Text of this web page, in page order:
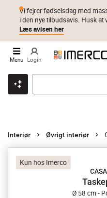
Klik & hent Byt i 1 år
Vi fejrer fødselsdag med
i den nye tilbudsavis. Husk at
Læs avisen her
Menu Login
Interiør Øvrigt interiør
Kun hos Imerco
Ø 58 cm -